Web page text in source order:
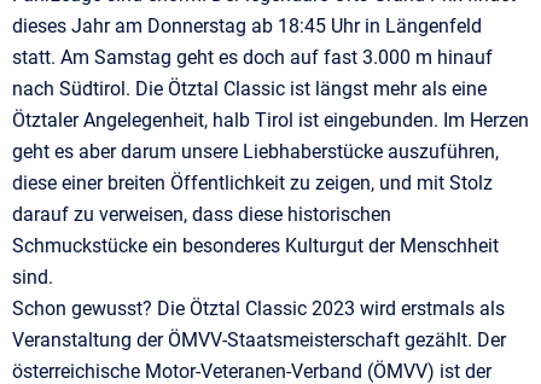
dieses Jahr am Donnerstag ab 18:45 Uhr in Längenfeld
statt. Am Samstag geht es doch auf fast 3.000 m hinauf
nach Südtirol. Die Ötztal Classic ist längst mehr als eine
Ötztaler Angelegenheit, halb Tirol ist eingebunden. Im Herzen
geht es aber darum unsere Liebhaberstücke auszuführen,
diese einer breiten Öffentlichkeit zu zeigen, und mit Stolz
darauf zu verweisen, dass diese historischen
Schmuckstücke ein besonderes Kulturgut der Menschheit
sind.
Schon gewusst? Die Ötztal Classic 2023 wird erstmals als
Veranstaltung der ÖMVV-Staatsmeisterschaft gezählt. Der
österreichische Motor-Veteranen-Verband (ÖMVV) ist der